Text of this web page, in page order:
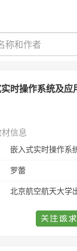
时操作系统及应
信息
嵌入式实时操作系
罗蕾
北京航空航天大学